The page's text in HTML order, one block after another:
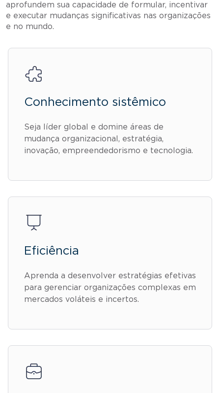
aprofundem sua capacidade de formular, incentivar
e executar mudanças significativas nas organizações
e no mundo.
Conhecimento sistêmico
Seja líder global e domine áreas de
mudança organizacional, estratégia,
inovação, empreendedorismo e tecnologia.
Eficiência
Aprenda a desenvolver estratégias efetivas
para gerenciar organizações complexas em
mercados voláteis e incertos.